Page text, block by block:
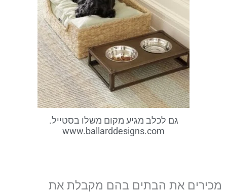
גם לכלב מגיע מקום משלו בסטייל.
www.ballarddesigns.com
מכירים את הבתים בהם מקבלת את